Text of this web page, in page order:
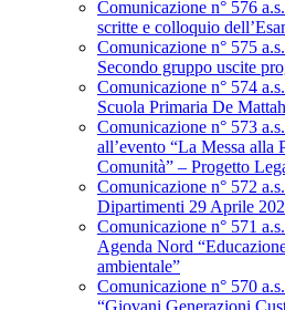
Comunicazione n° 576
scritte e colloquio
Comunicazione n° 575
Secondo gruppo uscite
Comunicazione n° 574
Scuola Primaria De
Comunicazione n° 573
all’evento “La Messa alla
Comunità” – Progetto
Comunicazione n° 572
Dipartimenti 29 Aprile
Comunicazione n° 571
Agenda Nord
ambientale”
Comunicazione n° 570